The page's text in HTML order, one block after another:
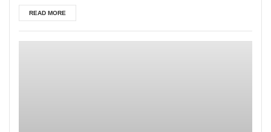
READ MORE